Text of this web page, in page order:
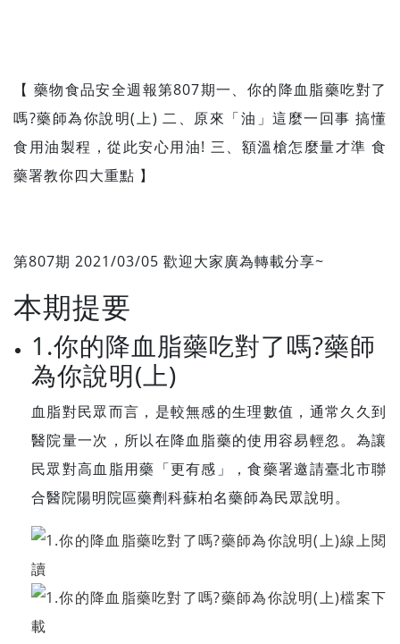
【 藥物食品安全週報第807期一、你的降血脂藥吃對了
嗎?藥師為你說明(上) 二、原來「油」這麼一回事 搞懂
食用油製程，從此安心用油! 三、額溫槍怎麼量才準 食
藥署教你四大重點 】
第807期 2021/03/05 歡迎大家廣為轉載分享~
本期提要
1.你的降血脂藥吃對了嗎?藥師
為你說明(上)
血脂對民眾而言，是較無感的生理數值，通常久久到
醫院量一次，所以在降血脂藥的使用容易輕忽。為讓
民眾對高血脂用藥「更有感」，食藥署邀請臺北市聯
合醫院陽明院區藥劑科蘇柏名藥師為民眾說明。